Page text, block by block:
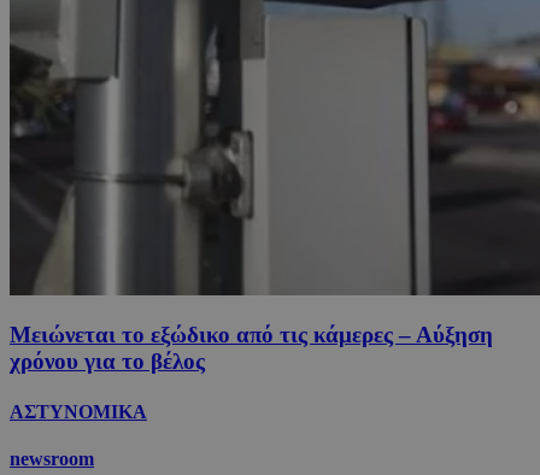
Μειώνεται το εξώδικο από τις κάμερες – Αύξηση
χρόνου για το βέλος
ΑΣΤΥΝΟΜΙΚΑ
newsroom